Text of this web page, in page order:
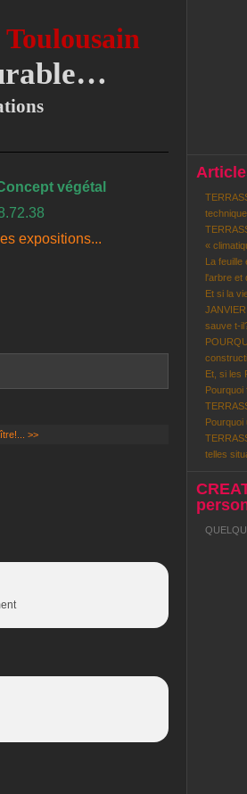
Toulousain
végétal
expositions...
>>
«
La feuille
l'arbre et
Et si la
sauve t-
Et, si les
Pourquoi
Pourquoi
telles